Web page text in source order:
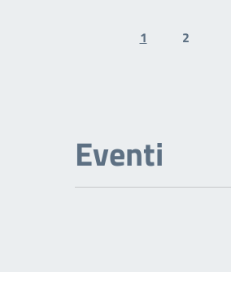
Previous page
1 2
Eventi